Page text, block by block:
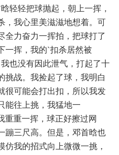
轻轻把球抛起，朝上一挥，
，我心里美滋滋地想着。可
全力奋力一挥拍，把球打了
一挥，我的`扣杀居然被
也没有因此泄气，打起了十
挑战。我捡起了球，我明白
很可能会打出扣，所以我发
能往上挑，我猛地一
重重一挥，球正好擦过网
蹦三尺高。但是，邓首晗也
我的招式向上微微一挑，